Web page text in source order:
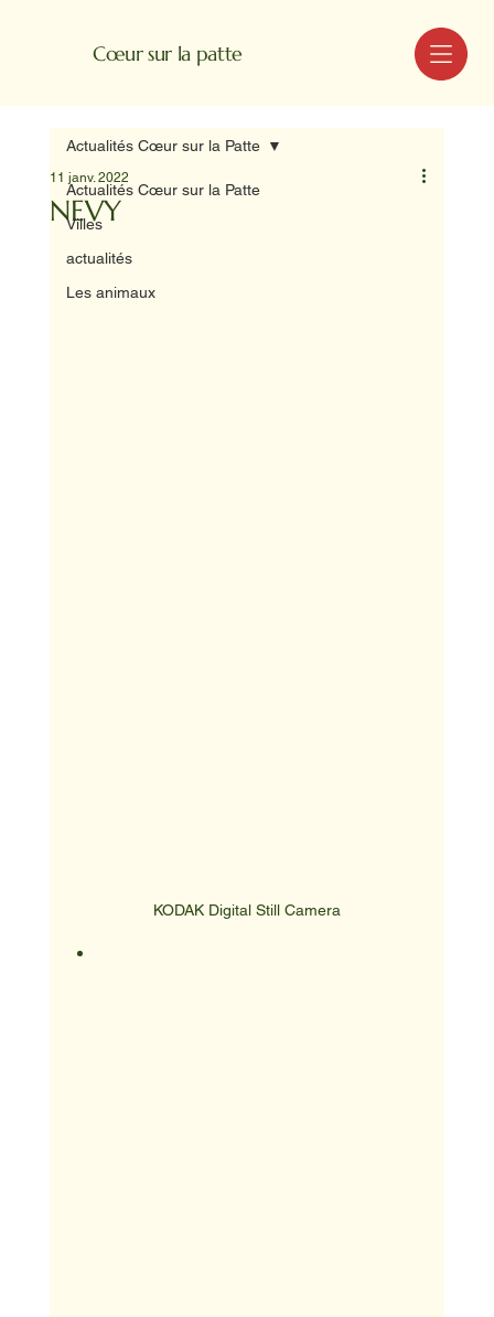
Cœur sur la patte MENU
Actualités Cœur sur la Patte
Villes
actualités
Les animaux
Actualités Cœur sur la Patte
NEVY
11 janv. 2022
KODAK Digital Still Camera